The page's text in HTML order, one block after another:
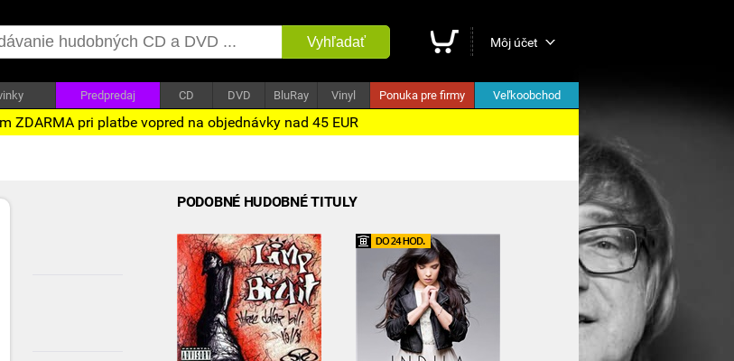
Vyhľadať Môj účet
Predpredaj CD DVD BluRay Vinyl Ponuka pre firmy Veľkoobchod
ZDARMA pri platbe vopred na objednávky nad 45 EUR
PODOBNÉ HUDOBNÉ TITULY